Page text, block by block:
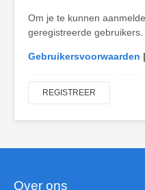
Om je te kunnen
geregistreerde
Gebruikersvoorwaarden |
REGISTREER
Over ons